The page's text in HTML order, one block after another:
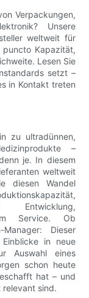
Verpackungen,
Unsere
weltweit für
puncto Kapazität,
Lesen Sie
setzt –
in Kontakt treten
zu ultradünnen,
–
je. In diesem
weltweit
diesen Wandel
Entwicklung,
Service. Ob
Dieser
in neue
Auswahl eines
schon heute
hat – und
relevant sind.